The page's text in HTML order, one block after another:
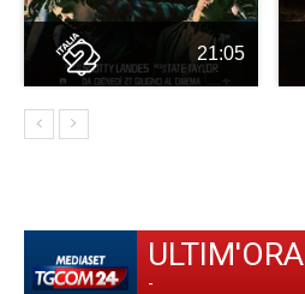
21:05
ULTIM'ORA
-